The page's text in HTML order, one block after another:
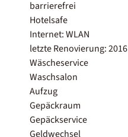
barrierefrei
Hotelsafe
Internet: WLAN
letzte Renovierung: 2016
Wäscheservice
Waschsalon
Aufzug
Gepäckraum
Gepäckservice
Geldwechsel